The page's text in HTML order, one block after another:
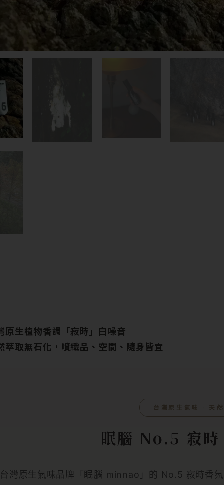
原生植物香調「寂時」白噪音
萃取無石化，噴織品、空間、隨身皆宜
台灣原生氣味 ‧ 天
眠腦 No.5 寂時
台灣原生氣味品牌「眠腦 minnao」的 No.5 寂時香